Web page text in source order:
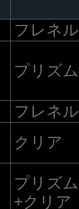
フレネル
プリズム
フレネル
クリア
プリズム
+クリア